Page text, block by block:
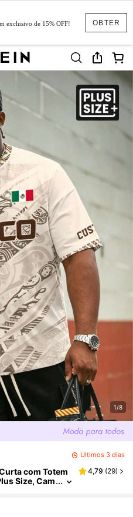
OBTER
exclusivo de 15% OFF!
1/8
Últimos 3 dias
com Totem
Size, Cam
4,79 (29)